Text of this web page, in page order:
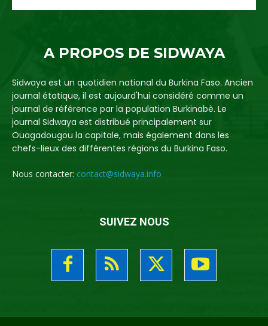
A PROPOS DE SIDWAYA
Sidwaya est un quotidien national du Burkina Faso. Ancien
journal étatique, il est aujourd'hui considéré comme un
journal de référence par la population Burkinabè. Le
journal Sidwaya est distribué principalement sur
Ouagadougou la capitale, mais également dans les
chefs-lieux des différentes régions du Burkina Faso.
Nous contacter: contact@sidwaya.info
SUIVEZ NOUS